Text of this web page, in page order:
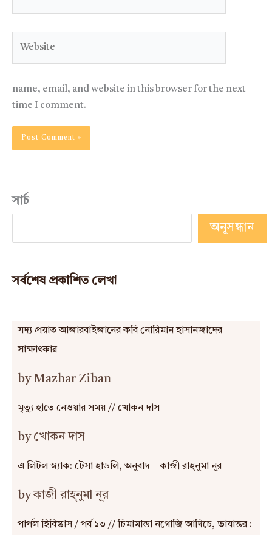
name, email, and website in this browser for the next
time I comment.
সার্চ
অনূসন্ধান
সর্বশেষ প্রকাশিত লেখা
সদ্য প্রয়াত আজারবাইজানের কবি নোরিমান হাসানজাদের
সাক্ষাৎকার
by Mazhar Ziban
মৃত্যু হাতে নেওয়ার সময় // খোকন দাস
by খোকন দাস
এ লিটল স্ন্যাক: টেসা হাডলি, অনুবাদ – কাজী রাহ্‌নুমা নূর
by কাজী রাহ্‌নুমা নূর
পার্পল হিবিস্কাস / পর্ব ১৩ // চিমামান্ডা নগোজি আদিচে, ভাষান্তর :